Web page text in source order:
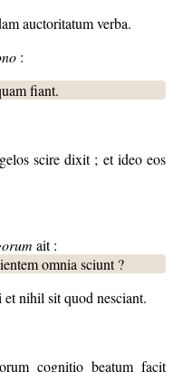
auctoritatum verba.
:
fiant.
scire dixit ; et ideo eos
ait :
omnia sciunt ?
nihil sit quod nesciant.
cognitio beatum facit